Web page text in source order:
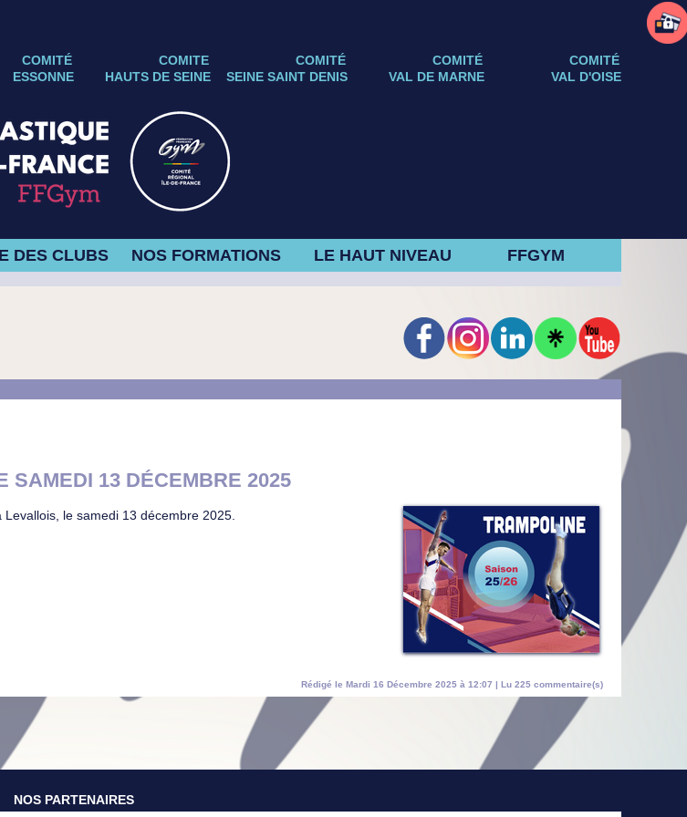
COMITÉ
COMITÉ
COMITÉ
COMITE
COMITÉ
VAL D'OISE
VAL DE MARNE
SEINE SAINT DENIS
HAUTS DE SEINE
ESSONNE
DES CLUBS NOS FORMATIONS LE HAUT NIVEAU FFGYM
SAMEDI 13 DÉCEMBRE 2025
le samedi 13 décembre 2025.
Rédigé le Mardi 16 Décembre 2025 à 12:07 | Lu 225 commentaire(s)
NOS PARTENAIRES